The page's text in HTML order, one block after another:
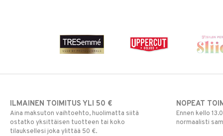
ILMAINEN TOIMITUS YLI 50 €
Aina maksuton vaihtoehto, huolimatta siitä
ostatko yksittäisen tuotteen tai koko
tilauksellesi joka ylittää 50 €.
NOPEAT
Ennen kello
normaalisti